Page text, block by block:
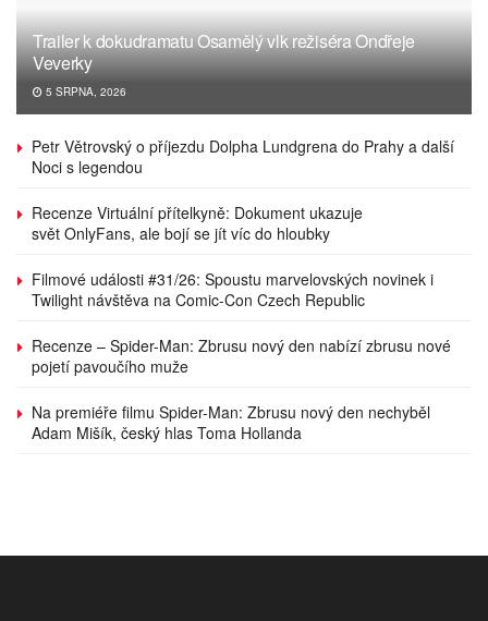
Trailer k dokudramatu Osamělý vlk režiséra Ondřeje
Veverky
5 SRPNA, 2026
Petr Větrovský o příjezdu Dolpha Lundgrena do Prahy a další
Noci s legendou
Recenze Virtuální přítelkyně: Dokument ukazuje
svět OnlyFans, ale bojí se jít víc do hloubky
Filmové události #31/26: Spoustu marvelovských novinek i
Twilight návštěva na Comic-Con Czech Republic
Recenze – Spider-Man: Zbrusu nový den nabízí zbrusu nové
pojetí pavoučího muže
Na premiéře filmu Spider-Man: Zbrusu nový den nechyběl
Adam Mišík, český hlas Toma Hollanda